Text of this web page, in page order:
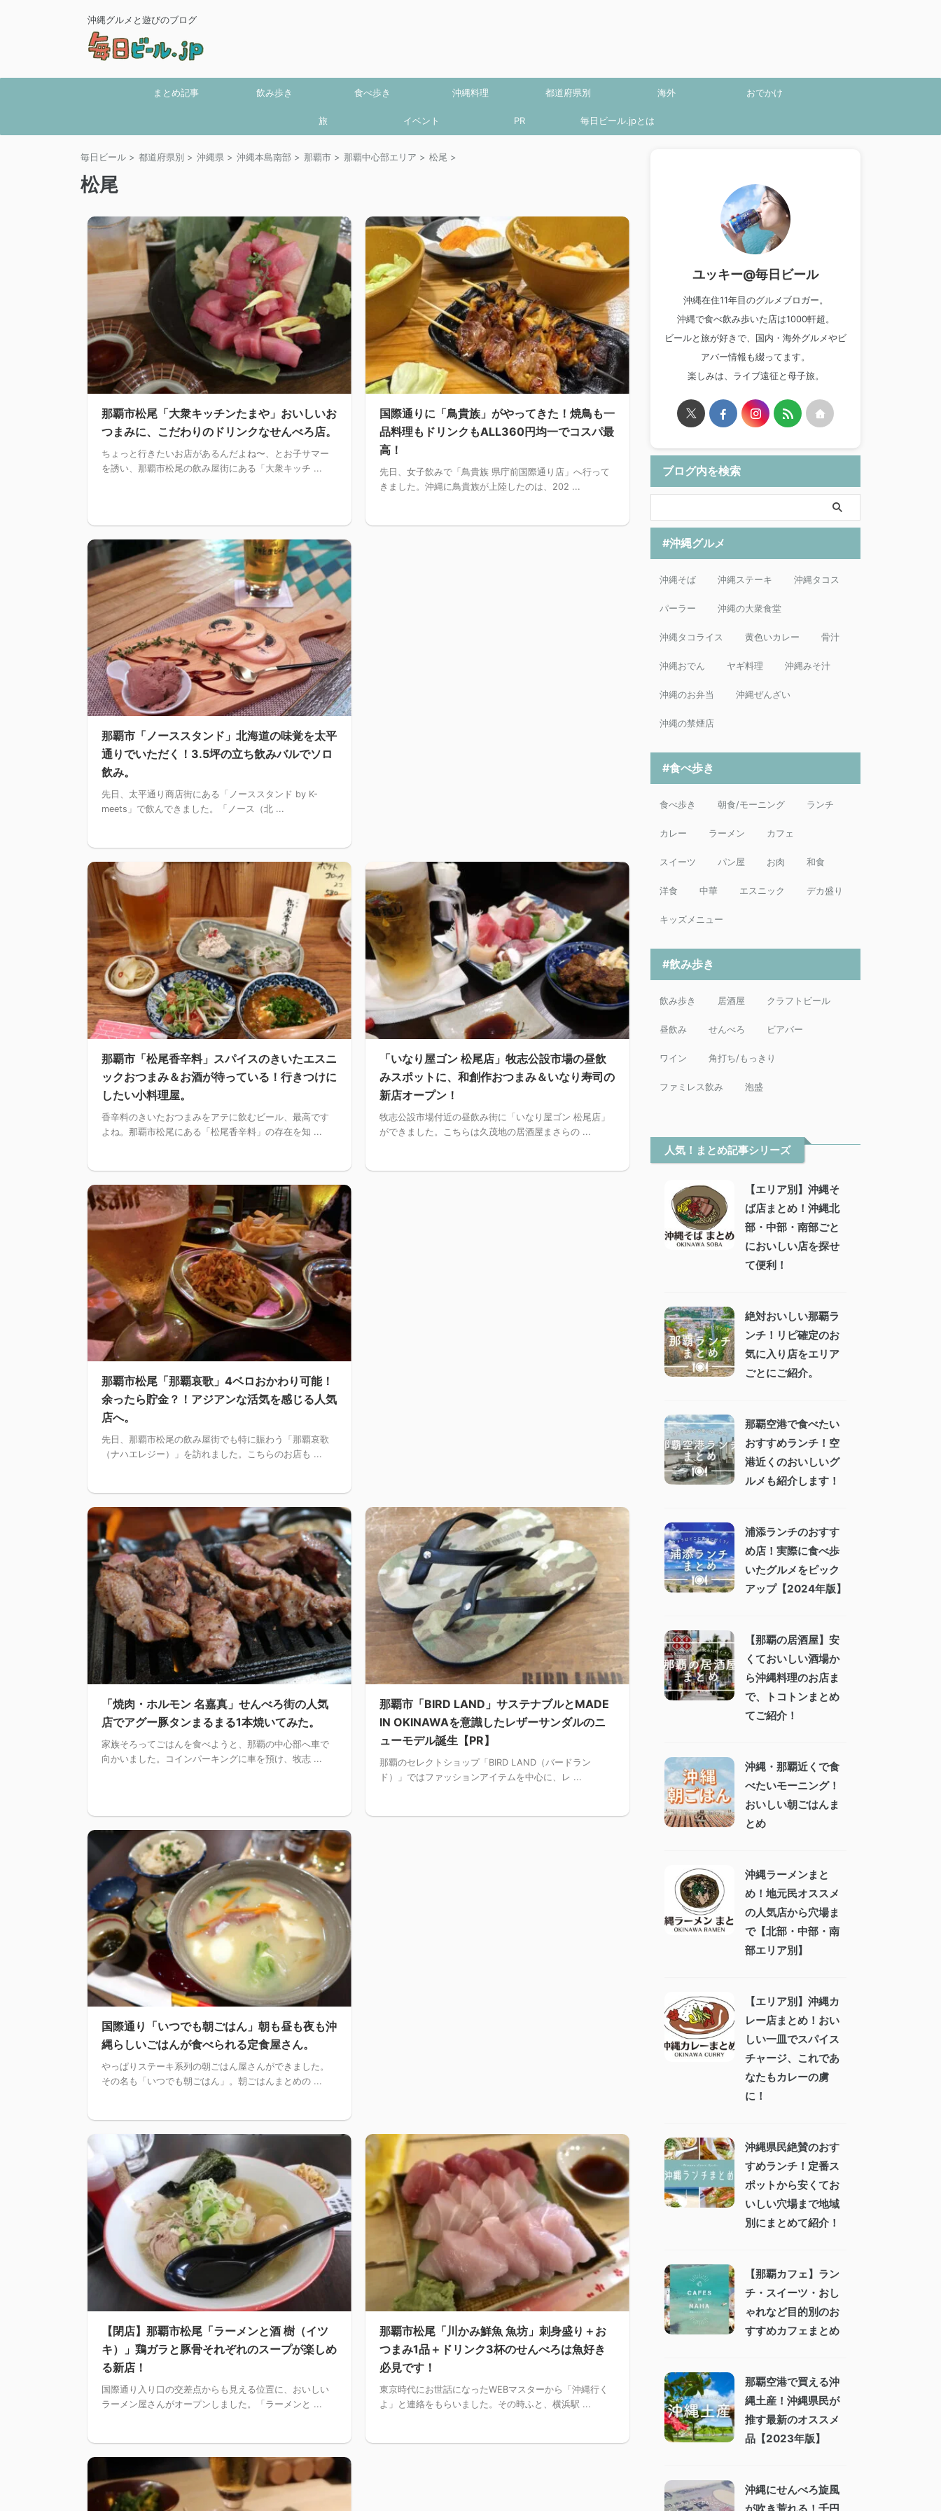
沖縄グルメと遊びのブログ
まとめ記事 飲み歩き 食べ歩き 沖縄料理 都道府県別 海外 おでかけ
旅 イベント PR 毎日ビール.jpとは
毎日ビール > 都道府県別 > 沖縄県 > 沖縄本島南部 > 那覇市 > 那覇中心部エリア > 松尾 >
松尾
那覇市松尾「大衆キッチンたまや」おいしいお
つまみに、こだわりのドリンクなせんべろ店。
ちょっと行きたいお店があるんだよね〜、とお子サマー
を誘い、那覇市松尾の飲み屋街にある「大衆キッチ ...
国際通りに「鳥貴族」がやってきた！焼鳥も一
品料理もドリンクもALL360円均一でコスパ最
高！
先日、女子飲みで「鳥貴族 県庁前国際通り店」へ行って
きました。沖縄に鳥貴族が上陸したのは、202 ...
那覇市「ノーススタンド」北海道の味覚を太平
通りでいただく！3.5坪の立ち飲みバルでソロ
飲み。
先日、太平通り商店街にある「ノーススタンド by K-
meets」で飲んできました。「ノース（北 ...
那覇市「松尾香辛料」スパイスのきいたエスニ
ックおつまみ＆お酒が待っている！行きつけに
したい小料理屋。
香辛料のきいたおつまみをアテに飲むビール、最高です
よね。那覇市松尾にある「松尾香辛料」の存在を知 ...
「いなり屋ゴン 松尾店」牧志公設市場の昼飲
みスポットに、和創作おつまみ＆いなり寿司の
新店オープン！
牧志公設市場付近の昼飲み街に「いなり屋ゴン 松尾店」
ができました。こちらは久茂地の居酒屋まさらの ...
那覇市松尾「那覇哀歌」4ベロおかわり可能！
余ったら貯金？！アジアンな活気を感じる人気
店へ。
先日、那覇市松尾の飲み屋街でも特に賑わう「那覇哀歌
（ナハエレジー）」を訪れました。こちらのお店も ...
「焼肉・ホルモン 名嘉真」せんべろ街の人気
店でアグー豚タンまるまる1本焼いてみた。
家族そろってごはんを食べようと、那覇の中心部へ車で
向かいました。コインパーキングに車を預け、牧志 ...
那覇市「BIRD LAND」サステナブルとMADE
IN OKINAWAを意識したレザーサンダルのニ
ューモデル誕生【PR】
那覇のセレクトショップ「BIRD LAND（バードラン
ド）」ではファッションアイテムを中心に、レ ...
国際通り「いつでも朝ごはん」朝も昼も夜も沖
縄らしいごはんが食べられる定食屋さん。
やっぱりステーキ系列の朝ごはん屋さんができました。
その名も「いつでも朝ごはん」。朝ごはんまとめの ...
【閉店】那覇市松尾「ラーメンと酒 樹（イツ
キ）」鶏ガラと豚骨それぞれのスープが楽しめ
る新店！
国際通り入り口の交差点からも見える位置に、おいしい
ラーメン屋さんがオープンしました。「ラーメンと ...
那覇市松尾「川かみ鮮魚 魚坊」刺身盛り＋お
つまみ1品＋ドリンク3杯のせんべろは魚好き
必見です！
東京時代にお世話になったWEBマスターから「沖縄行く
よ」と連絡をもらいました。その時ふと、横浜駅 ...
ユッキー@毎日ビール
沖縄在住11年目のグルメブロガー。
沖縄で食べ飲み歩いた店は1000軒超。
ビールと旅が好きで、国内・海外グルメやビ
アバー情報も綴ってます。
楽しみは、ライブ遠征と母子旅。
ブログ内を検索
#沖縄グルメ
沖縄そば 沖縄ステーキ 沖縄タコス
パーラー 沖縄の大衆食堂
沖縄タコライス 黄色いカレー 骨汁
沖縄おでん ヤギ料理 沖縄みそ汁
沖縄のお弁当 沖縄ぜんざい
沖縄の禁煙店
#食べ歩き
食べ歩き 朝食/モーニング ランチ
カレー ラーメン カフェ
スイーツ パン屋 お肉 和食
洋食 中華 エスニック デカ盛り
キッズメニュー
#飲み歩き
飲み歩き 居酒屋 クラフトビール
昼飲み せんべろ ビアバー
ワイン 角打ち/もっきり
ファミレス飲み 泡盛
人気！まとめ記事シリーズ
【エリア別】沖縄そ
ば店まとめ！沖縄北
部・中部・南部ごと
においしい店を探せ
て便利！
絶対おいしい那覇ラ
ンチ！リピ確定のお
気に入り店をエリア
ごとにご紹介。
那覇空港で食べたい
おすすめランチ！空
港近くのおいしいグ
ルメも紹介します！
浦添ランチのおすす
め店！実際に食べ歩
いたグルメをピック
アップ【2024年版】
【那覇の居酒屋】安
くておいしい酒場か
ら沖縄料理のお店ま
で、トコトンまとめ
てご紹介！
沖縄・那覇近くで食
べたいモーニング！
おいしい朝ごはんま
とめ
沖縄ラーメンまと
め！地元民オススメ
の人気店から穴場ま
で【北部・中部・南
部エリア別】
【エリア別】沖縄カ
レー店まとめ！おい
しい一皿でスパイス
チャージ、これであ
なたもカレーの虜
に！
沖縄県民絶賛のおす
すめランチ！定番ス
ポットから安くてお
いしい穴場まで地域
別にまとめて紹介！
【那覇カフェ】ラン
チ・スイーツ・おし
ゃれなど目的別のお
すすめカフェまとめ
那覇空港で買える沖
縄土産！沖縄県民が
推す最新のオススメ
品【2023年版】
沖縄にせんべろ旋風